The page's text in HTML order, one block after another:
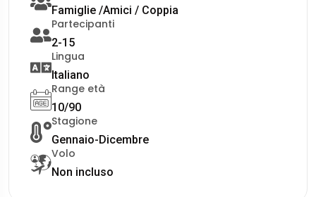
Famiglie /Amici / Coppia
Partecipanti
2-15
Lingua
Italiano
Range età
10/90
Stagione
Gennaio-Dicembre
Volo
Non incluso